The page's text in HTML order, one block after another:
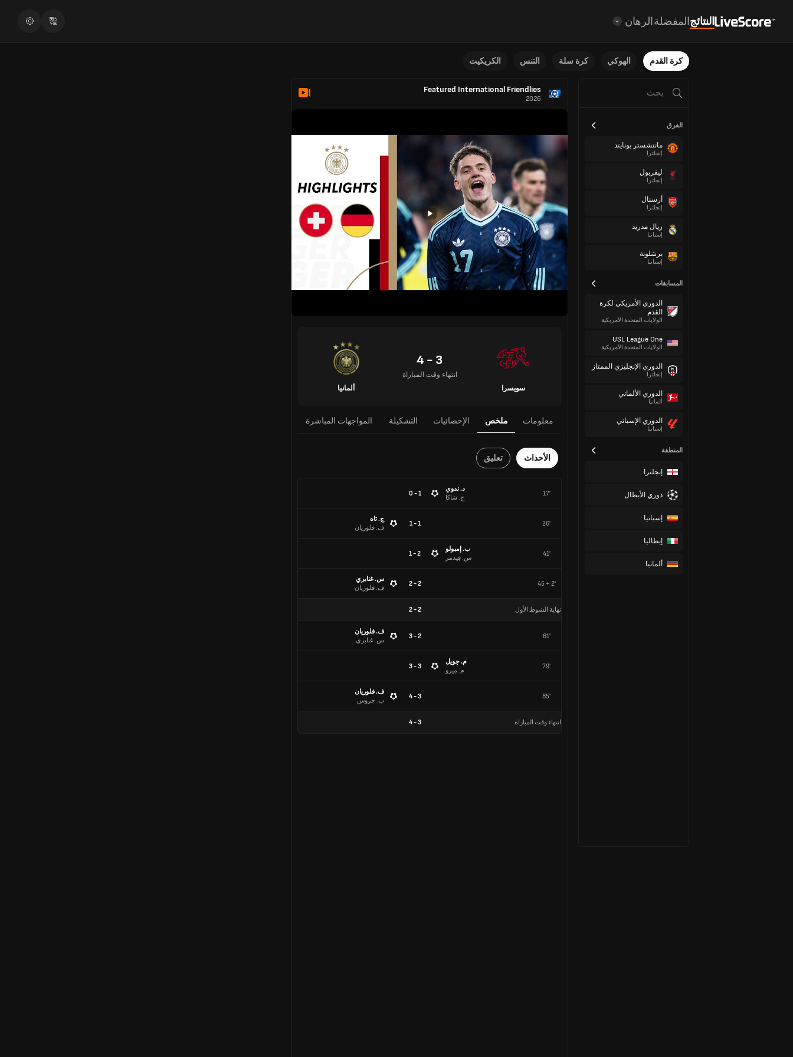
النتائجالمفضلةالرهان
كرة القدم الهوكي كرة سلة التنس الكريكيت
الفرق
مانتشستر يونايتد
إنجلترا
ليفربول
إنجلترا
أرسنال
إنجلترا
ريال مدريد
إسبانيا
برشلونة
إسبانيا
المسابقات
الدوري الأمريكي لكرة
القدم
الولايات المتحدة الأمريكية
USL League One
الولايات المتحدة الأمريكية
الدوري الإنجليزي الممتاز
إنجلترا
الدوري الألماني
ألمانيا
الدوري الإسباني
إسبانيا
المنطقة
إنجلترا
دوري الأبطال
إسبانيا
إيطاليا
ألمانيا
Featured International Friendlies
2026
سويسرا
3 - 4
انتهاء وقت المباراة
ألمانيا
معلومات ملخص الإحصائيات التشكيلة المواجهات المباشرة
الأحداث تعليق
17'
د. ندوي
ج. شاكا
1 - 0
26'
1 - 1
ج. تاه
ف. فلوريان
41'
ب. إمبولو
س. ڢيدمر
2 - 1
45 + 2'
2 - 2
س. غنابري
ف. فلوريان
نهاية الشوط الأول 2
-
2
61'
2 - 3
ف. فلوريان
س. غنابري
79'
م. جويل
م. ميرو
3 - 3
85'
3 - 4
ف. فلوريان
ب. جروس
انتهاء وقت المباراة 3
-
4